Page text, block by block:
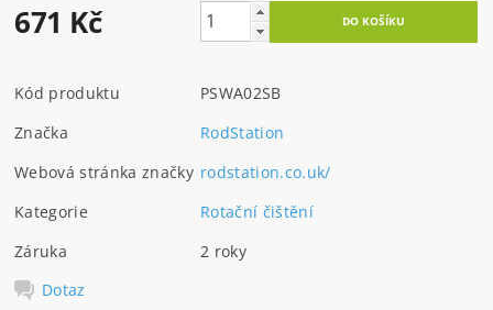
671 Kč
Kód produktu
PSWA02SB
Značka
RodStation
Webová stránka značky rodstation.co.uk/
Kategorie
Rotační čištění
Záruka
2 roky
Dotaz